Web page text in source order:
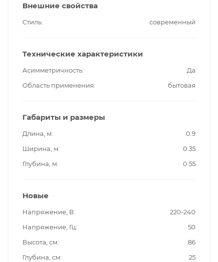
Внешние свойства
Стиль современный
Технические характеристики
Асимметричность
Да
Область применения
бытовая
Габариты и размеры
Длина, м
0.9
Ширина, м
0.35
Глубина, м
0.55
Новые
Напряжение, В
220-240
Напряжение, Гц
50
Высота, см
86
Глубина, см
25